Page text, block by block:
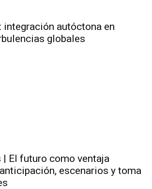
integración autóctona en
globales
El futuro como ventaja
escenarios y toma